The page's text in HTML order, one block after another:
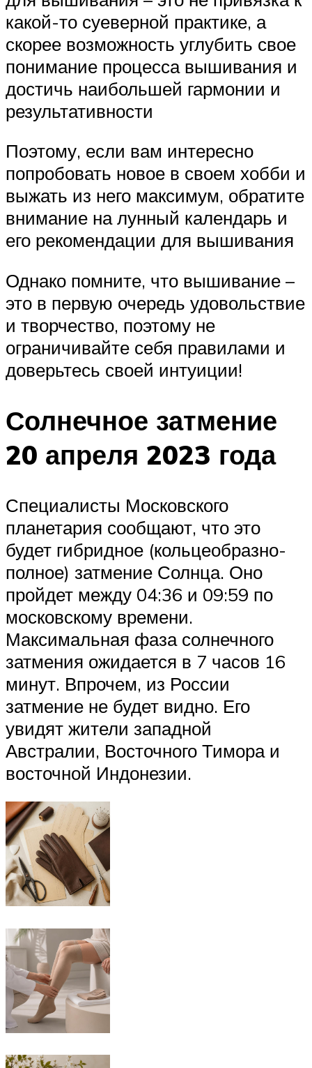
какой-то суеверной практике, а
скорее возможность углубить свое
понимание процесса вышивания и
достичь наибольшей гармонии и
результативности
Поэтому, если вам интересно
попробовать новое в своем хобби и
выжать из него максимум, обратите
внимание на лунный календарь и
его рекомендации для вышивания
Однако помните, что вышивание –
это в первую очередь удовольствие
и творчество, поэтому не
ограничивайте себя правилами и
доверьтесь своей интуиции!
Солнечное затмение
20 апреля 2023 года
Специалисты Московского
планетария сообщают, что это
будет гибридное (кольцеобразно-
полное) затмение Солнца. Оно
пройдет между 04:36 и 09:59 по
московскому времени.
Максимальная фаза солнечного
затмения ожидается в 7 часов 16
минут. Впрочем, из России
затмение не будет видно. Его
увидят жители западной
Австралии, Восточного Тимора и
восточной Индонезии.